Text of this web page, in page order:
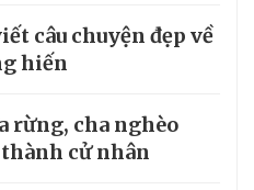
câu chuyện đẹp về
hiến
rừng, cha nghèo
cử nhân